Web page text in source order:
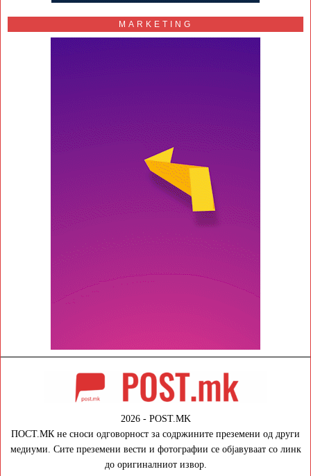
MARKETING
2026 - POST.MK
ПОСТ.МК не сноси одговорност за содржините преземени од други
медиуми. Сите преземени вести и фотографии се објавуваат со линк
до оригиналниот извор.